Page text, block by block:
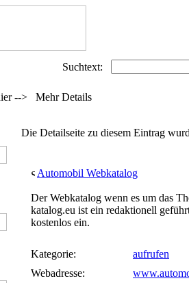
Suchtext:
--> Mehr Details
Die Detailseite zu diesem Eintrag
Automobil Webkatalog
Der Webkatalog wenn es um das
katalog.eu ist ein redaktionell
kostenlos ein.
Kategorie:
aufrufen
Webadresse: